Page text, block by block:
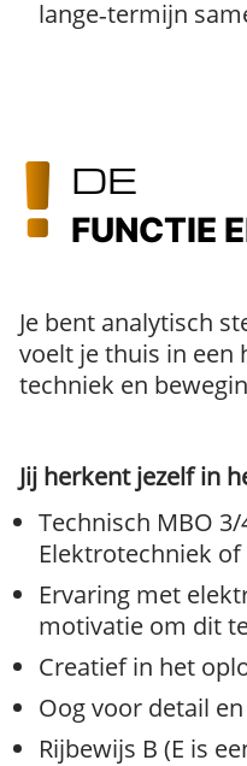
lange‑termijn
DE
FUNCTIE
Je bent analytisch
voelt je thuis in een
techniek en
Jij herkent jezelf in
Technisch MBO
Elektrotechniek
Ervaring met
motivatie om dit
Creatief in het
Oog voor detail
Rijbewijs B (E is